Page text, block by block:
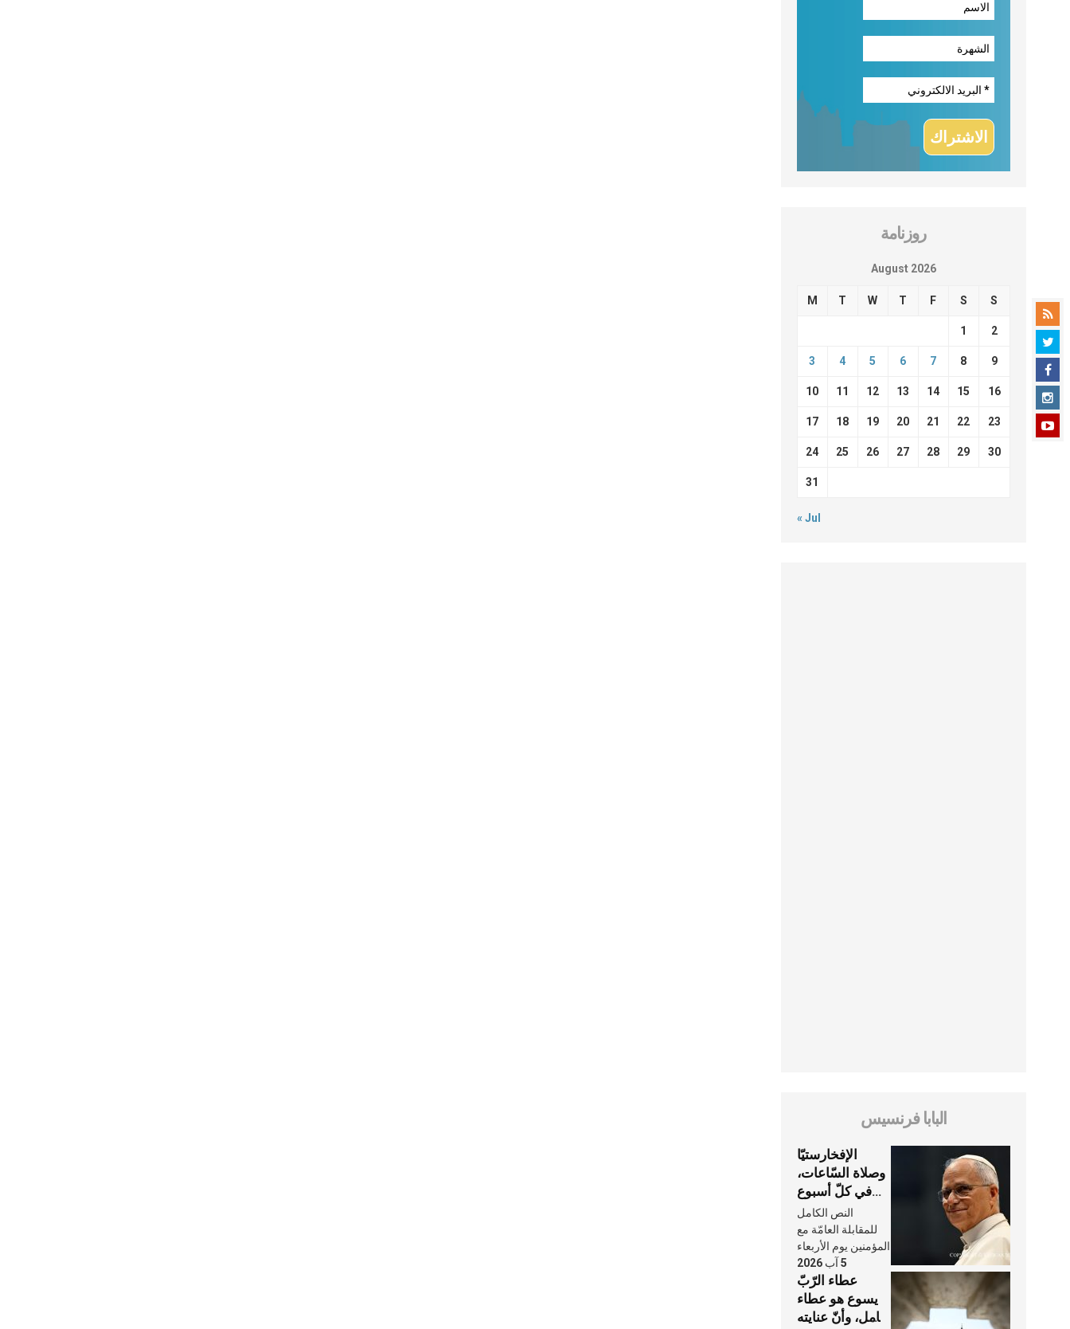
روزنامة
August 2026
M T W T F S S
1 2
3 4 5 6 7 8 9
10 11 12 13 14 15 16
17 18 19 20 21 22 23
24 25 26 27 28 29 30
31
« Jul
البابا فرنسيس
الإفخارستيّا
وصلاة السّاعات،
في كلّ أسبوع
وكلّ يوم، هما
النَّفَس في حياة
الكنيسة
النص الكامل
للمقابلة العامّة مع
المؤمنين يوم الأربعاء
5 آب 2026
عطاء الرّبّ
يسوع هو عطاء
شامل، وأنّ عنايته